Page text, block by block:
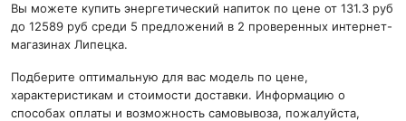
Вы можете купить энергетический напиток по цене от 131.3 руб
до 12589 руб среди 5 предложений в 2 проверенных интернет-
магазинах Липецка.
Подберите оптимальную для вас модель по цене,
характеристикам и стоимости доставки. Информацию о
способах оплаты и возможность самовывоза, пожалуйста,